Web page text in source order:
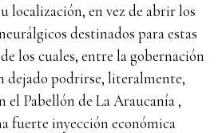
localización, en vez de abrir los
destinados para estas
los cuales, entre la gobernación
dejado podrirse, literalmente,
el Pabellón de La Araucanía ,
fuerte inyección económica